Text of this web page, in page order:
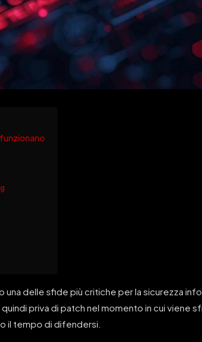
una delle sfide più critiche per la sicurezza
priva di patch nel momento in cui viene
il tempo di difendersi.